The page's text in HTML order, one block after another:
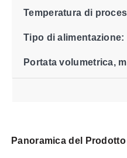
Temperatura di
Tipo di alimentazione:
Portata volumetrica,
Panoramica del Prodotto